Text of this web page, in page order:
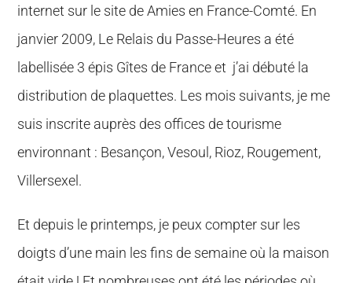
internet sur le site de Amies en France-Comté. En
janvier 2009, Le Relais du Passe-Heures a été
labellisée 3 épis Gîtes de France et j’ai débuté la
distribution de plaquettes. Les mois suivants, je me
suis inscrite auprès des offices de tourisme
environnant : Besançon, Vesoul, Rioz, Rougement,
Villersexel.
Et depuis le printemps, je peux compter sur les
doigts d’une main les fins de semaine où la maison